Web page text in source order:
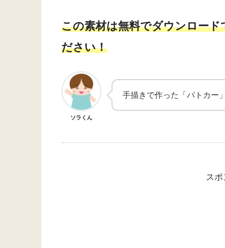
この素材は無料でダウンロー
ださい！
ソラくん
手描きで作った「パトカー
ス